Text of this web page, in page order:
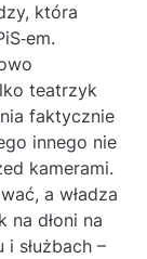
która
teatrzyk
faktycznie
innego nie
kamerami.
a władza
na dłoni na
służbach –